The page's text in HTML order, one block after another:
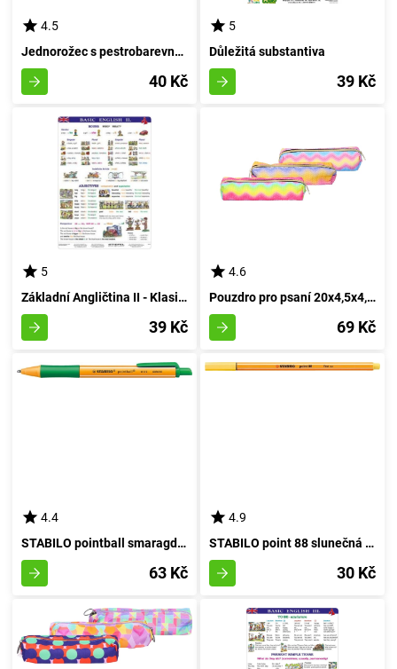
4.5
Jednorožec s pestrobarevnou výzdobou (6 odstínů)
40 Kč
5
Důležitá substantiva
39 Kč
5
Základní Angličtina II - Klasický Kurz
39 Kč
4.6
Pouzdro pro psaní 20x4,5x4,5 cm Oblaka
69 Kč
4.4
STABILO pointball smaragdová
63 Kč
4.9
STABILO point 88 slunečná žlutost
30 Kč